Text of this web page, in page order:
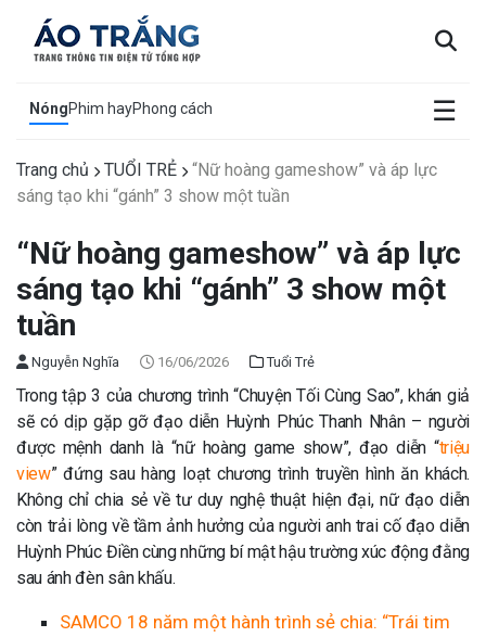
NóngPhim hayPhong cách ☰
×
Trang chủ TUỔI TRẺ
“Nữ hoàng gameshow” và áp lực
sáng tạo khi “gánh” 3 show một tuần
“Nữ hoàng gameshow” và áp lực
sáng tạo khi “gánh” 3 show một
tuần
Nguyễn Nghĩa 16/06/2026 Tuổi Trẻ
Trong tập 3 của chương trình “Chuyện Tối Cùng Sao”, khán giả
sẽ có dịp gặp gỡ đạo diễn Huỳnh Phúc Thanh Nhân – người
được mệnh danh là “nữ hoàng game show”, đạo diễn “triệu
view” đứng sau hàng loạt chương trình truyền hình ăn khách.
Không chỉ chia sẻ về tư duy nghệ thuật hiện đại, nữ đạo diễn
còn trải lòng về tầm ảnh hưởng của người anh trai cố đạo diễn
Huỳnh Phúc Điền cùng những bí mật hậu trường xúc động đằng
sau ánh đèn sân khấu.
SAMCO 18 năm một hành trình sẻ chia: “Trái tim